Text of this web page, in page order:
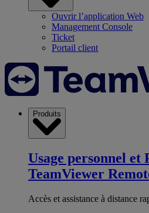
Ouvrir l’application Web
Management Console
Ticket
Portail client
Produits
Usage personnel et
TeamViewer
Accès et assistance à distance